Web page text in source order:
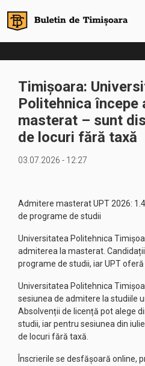
Timișoara:
Politehnica începe
masterat – sunt
de locuri fără taxă
03.07.2026 - 12:27
Admitere masterat UPT 2026:
de programe de studii
Universitatea Politehnica
admiterea la masterat.
programe de studii, iar UPT
Universitatea Politehnica
sesiunea de admitere la studiile
Absolvenții de licență pot alege
studii, iar pentru sesiunea din
de locuri fără taxă.
Înscrierile se desfășoară online,